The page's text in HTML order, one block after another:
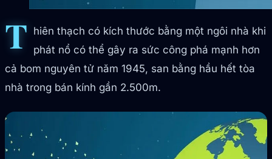
T hiên thạch có kích thước bằng một ngôi nhà khi
phát nổ có thể gây ra sức công phá mạnh hơn
cả bom nguyên tử năm 1945, san bằng hầu hết tòa
nhà trong bán kính gần 2.500m.